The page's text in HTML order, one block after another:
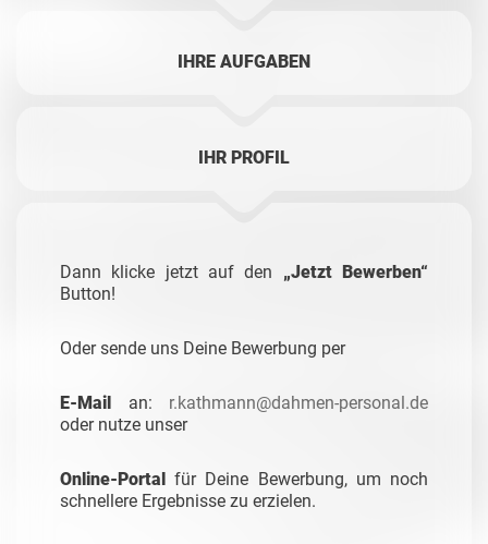
IHRE AUFGABEN
IHR PROFIL
Dann klicke jetzt auf den „Jetzt Bewerben“
Button!
Oder sende uns Deine Bewerbung per
E-Mail an: r.kathmann@dahmen-personal.de
oder nutze unser
Online-Portal für Deine Bewerbung, um noch
schnellere Ergebnisse zu erzielen.